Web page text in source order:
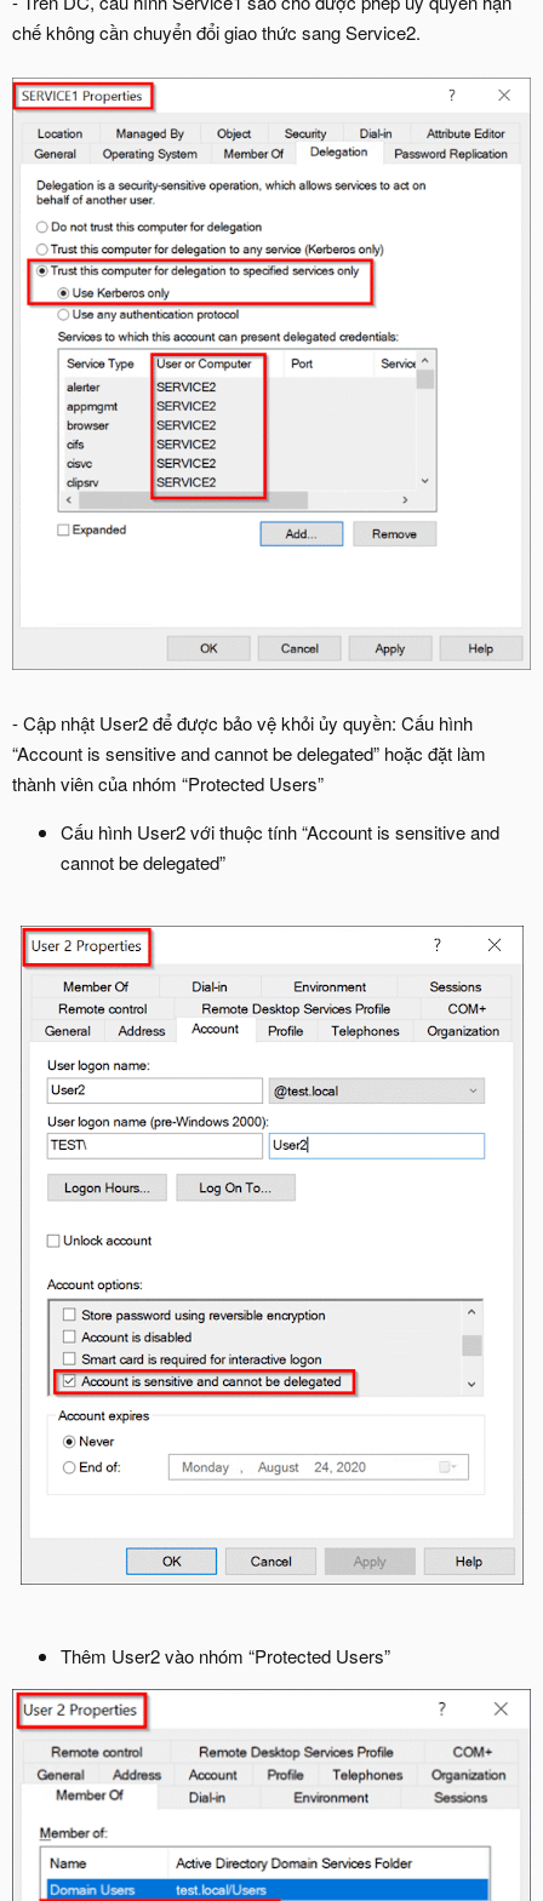
chế không cần chuyển đổi giao thức sang Service2.
- Cập nhật User2 để được bảo vệ khỏi ủy quyền: Cấu hình
“Account is sensitive and cannot be delegated” hoặc đặt làm
thành viên của nhóm “Protected Users”
Cấu hình User2 với thuộc tính “Account is sensitive and
cannot be delegated”
Thêm User2 vào nhóm “Protected Users”